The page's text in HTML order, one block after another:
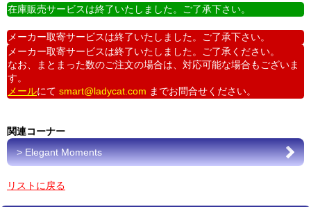
在庫販売サービスは終了いたしました。ご了承下さい。
メーカー取寄サービスは終了いたしました。ご了承下さい。
メーカー取寄サービスは終了いたしました。ご了承ください。
なお、まとまった数のご注文の場合は、対応可能な場合もございま
す。
メールにて smart@ladycat.com までお問合せください。
関連コーナー
> Elegant Moments
リストに戻る